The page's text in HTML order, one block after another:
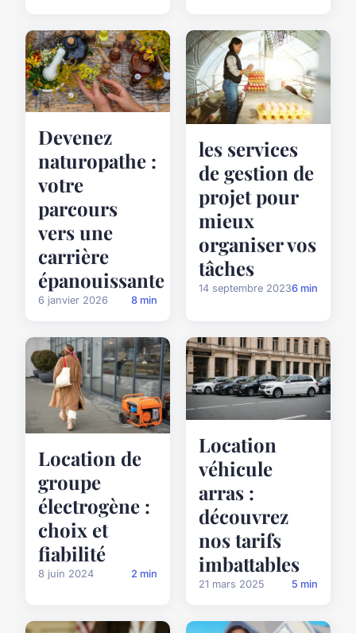
Devenez
naturopathe :
votre
parcours
vers une
carrière
épanouissante
6 janvier 2026 8 min
les services
de gestion de
projet pour
mieux
organiser vos
tâches
14 septembre 20236 min
Location de
groupe
électrogène :
choix et
fiabilité
8 juin 2024 2 min
Location
véhicule
arras :
découvrez
nos tarifs
imbattables
21 mars 2025 5 min